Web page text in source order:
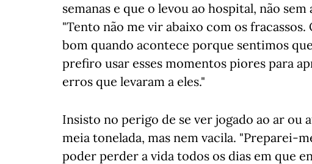
semanas e que o levou ao hospital, não
"Tento não me vir abaixo com os
bom quando acontece porque sentimos
prefiro usar esses momentos piores para
erros que levaram a eles."
Insisto no perigo de se ver jogado ao ar ou
meia tonelada, mas nem vacila. "Preparei-
poder perder a vida todos os dias em que